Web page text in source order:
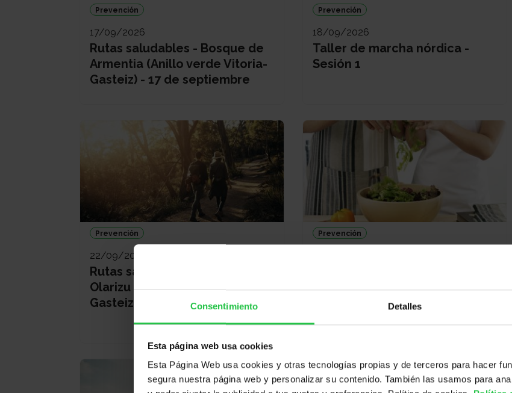
Consentimiento Detalles
Esta página web usa cookies
Esta Página Web usa cookies y otras tecnologías propias y de terceros para hacer
segura nuestra página web y personalizar su contenido. También las usamos para
Prevención
17/09/2026
Rutas saludables - Bosque de
Armentia (Anillo verde Vitoria-
Gasteiz) - 17 de septiembre
Prevención
18/09/2026
Taller de marcha nórdica -
Sesión 1
Prevención
22/09/2026
Rutas saludables - Ruta de
Olarizu (Anillo verde Vitoria-
Gasteiz) - 22 de septiembre
Prevención